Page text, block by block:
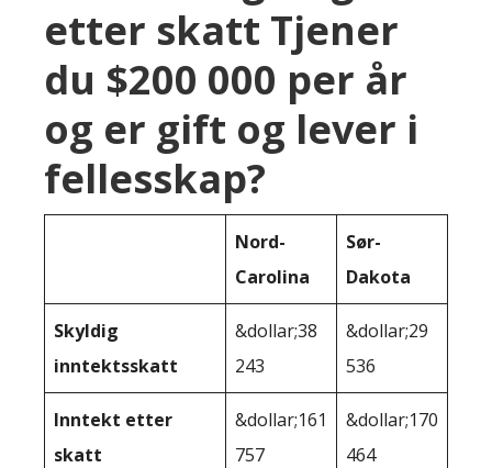
etter skatt Tjener
du $200 000 per år
og er gift og lever i
fellesskap?
Nord-
Carolina
Sør-
Dakota
Skyldig
inntektsskatt
&dollar;38
243
&dollar;29
536
Inntekt etter
skatt
&dollar;161
757
&dollar;170
464